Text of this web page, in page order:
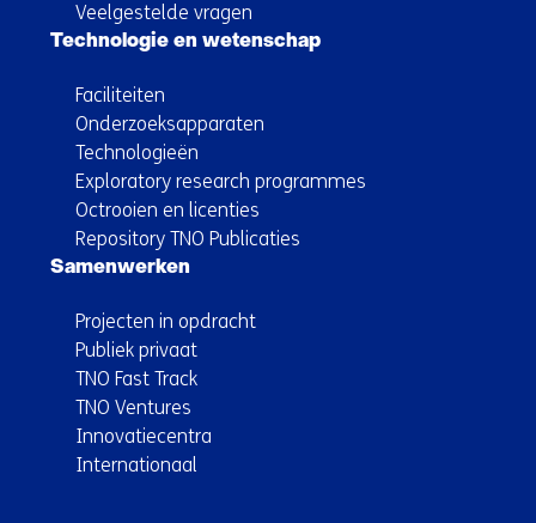
Veelgestelde vragen
Technologie en wetenschap
Faciliteiten
Onderzoeksapparaten
Technologieën
Exploratory research programmes
Octrooien en licenties
Repository TNO Publicaties
Samenwerken
Projecten in opdracht
Publiek privaat
TNO Fast Track
TNO Ventures
Innovatiecentra
Internationaal